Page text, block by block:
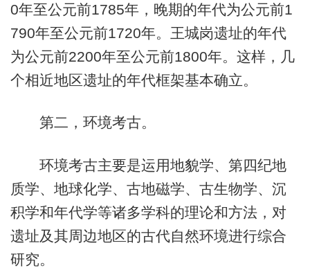
0年至公元前1785年，晚期的年代为公元前1
790年至公元前1720年。王城岗遗址的年代
为公元前2200年至公元前1800年。这样，几
个相近地区遗址的年代框架基本确立。
第二，环境考古。
环境考古主要是运用地貌学、第四纪地
质学、地球化学、古地磁学、古生物学、沉
积学和年代学等诸多学科的理论和方法，对
遗址及其周边地区的古代自然环境进行综合
研究。